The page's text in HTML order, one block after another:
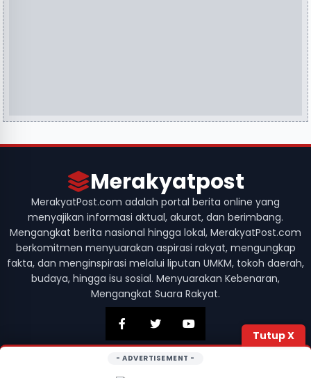
Tutup X
- ADVERTISEMENT -
Merakyatpost
MerakyatPost.com adalah portal berita online yang
menyajikan informasi aktual, akurat, dan berimbang.
Mengangkat berita nasional hingga lokal, MerakyatPost.com
berkomitmen menyuarakan aspirasi rakyat, mengungkap
fakta, dan menginspirasi melalui liputan UMKM, tokoh daerah,
budaya, hingga isu sosial. Menyuarakan Kebenaran,
Mengangkat Suara Rakyat.